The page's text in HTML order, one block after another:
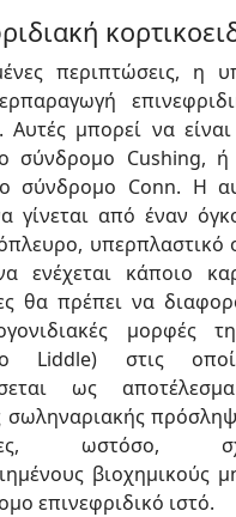
περιπτώσεις, η
μπορεί να είναι
σύνδρομο Cushing, ή
σύνδρομο Conn. Η
γίνεται από έναν
υπερπλαστικό
ενέχεται κάποιο
θα πρέπει να
μορφές
Liddle) στις
ως
σωληναριακής
ωστόσο,
βιοχημικούς
επινεφριδικό ιστό.